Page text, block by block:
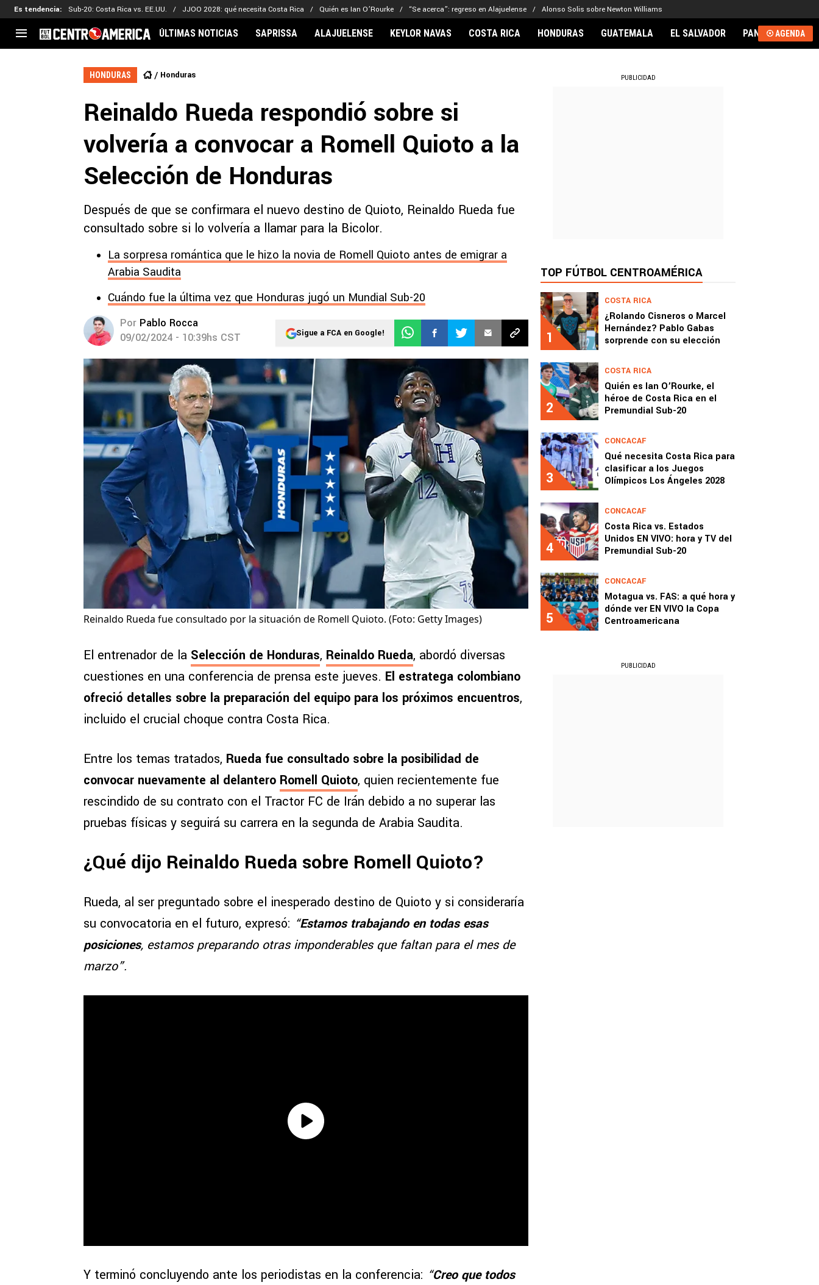
Es tendencia: Sub-20: Costa Rica vs. EE.UU. JJOO 2028: qué necesita Costa Rica Quién es Ian O’Rourke “Se acerca”: regreso en Alajuelense Alonso Solis sobre Newton Williams
CENTROAMÉRICA
El Salvador
CONCACAF
Liga de Naciones
Copa de Campeones
MLS
Kervin Arriaga
Adalberto Carrasquilla
Nathaniel Méndez-Laing
Alajuelense
Comunicaciones
Real Estelí
Real Madrid
ÚLTIMAS NOTICIAS SAPRISSA ALAJUELENSE KEYLOR NAVAS COSTA RICA HONDURAS GUATEMALA EL SALVADOR PANAMÁAGENDA
HONDURAS Honduras
Reinaldo Rueda respondió sobre si
volvería a convocar a Romell Quioto a la
Selección de Honduras
Después de que se confirmara el nuevo destino de Quioto, Reinaldo Rueda fue
consultado sobre si lo volvería a llamar para la Bicolor.
La sorpresa romántica que le hizo la novia de Romell Quioto antes de emigrar a
Arabia Saudita
Cuándo fue la última vez que Honduras jugó un Mundial Sub-20
Por Pablo Rocca
09/02/2024 - 10:39hs CST
Sigue a FCA en Google!
Reinaldo Rueda fue consultado por la situación de Romell Quioto. (Foto: Getty Images)
El entrenador de la Selección de Honduras, Reinaldo Rueda, abordó diversas
cuestiones en una conferencia de prensa este jueves. El estratega colombiano
ofreció detalles sobre la preparación del equipo para los próximos encuentros,
incluido el crucial choque contra Costa Rica.
Entre los temas tratados, Rueda fue consultado sobre la posibilidad de
convocar nuevamente al delantero Romell Quioto, quien recientemente fue
rescindido de su contrato con el Tractor FC de Irán debido a no superar las
pruebas físicas y seguirá su carrera en la segunda de Arabia Saudita.
¿Qué dijo Reinaldo Rueda sobre Romell Quioto?
Rueda, al ser preguntado sobre el inesperado destino de Quioto y si consideraría
su convocatoria en el futuro, expresó: “Estamos trabajando en todas esas
posiciones, estamos preparando otras imponderables que faltan para el mes de
marzo”.
Y terminó concluyendo ante los periodistas en la conferencia: “Creo que todos
PUBLICIDAD
TOP FÚTBOL CENTROAMÉRICA
1
COSTA RICA
¿Rolando Cisneros o Marcel
Hernández? Pablo Gabas
sorprende con su elección
2
COSTA RICA
Quién es Ian O’Rourke, el
héroe de Costa Rica en el
Premundial Sub-20
3
CONCACAF
Qué necesita Costa Rica para
clasificar a los Juegos
Olímpicos Los Ángeles 2028
4
CONCACAF
Costa Rica vs. Estados
Unidos EN VIVO: hora y TV del
Premundial Sub-20
5
CONCACAF
Motagua vs. FAS: a qué hora y
dónde ver EN VIVO la Copa
Centroamericana
PUBLICIDAD